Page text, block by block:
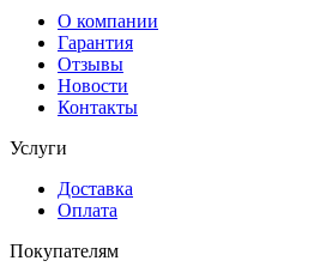
О компании
Гарантия
Отзывы
Новости
Контакты
Услуги
Доставка
Оплата
Покупателям